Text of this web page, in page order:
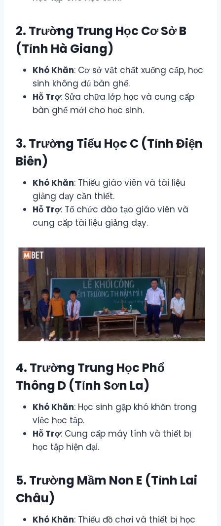
2. Trường Trung Học Cơ Sở B
(Tỉnh Hà Giang)
Khó Khăn: Cơ sở vật chất xuống cấp, học
sinh không đủ bàn ghế.
Hỗ Trợ: Sửa chữa lớp học và cung cấp
bàn ghế mới cho học sinh.
3. Trường Tiểu Học C (Tỉnh Điện
Biên)
Khó Khăn: Thiếu giáo viên và tài liệu
giảng dạy cần thiết.
Hỗ Trợ: Tổ chức đào tạo giáo viên và
cung cấp tài liệu giảng dạy.
4. Trường Trung Học Phổ
Thông D (Tỉnh Sơn La)
Khó Khăn: Học sinh gặp khó khăn trong
việc học tập.
Hỗ Trợ: Cung cấp máy tính và thiết bị
học tập hiện đại.
5. Trường Mầm Non E (Tỉnh Lai
Châu)
Khó Khăn: Thiếu đồ chơi và thiết bị học